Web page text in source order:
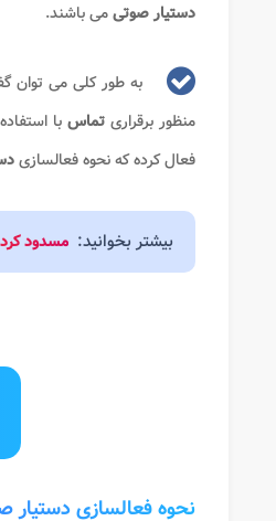
دستیار صوتیمی باشند.
به طور کلی می توان
منظور برقراریتماسبا
فعال کرده که نحوه فعالسازی
بیشتر بخوانید: مسدود
نحوه فعالسازی دستیار